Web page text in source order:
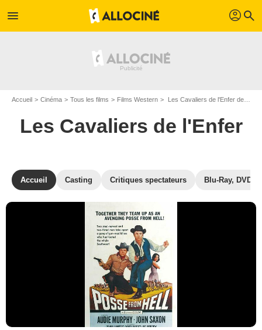
menu profil search
Accueil Cinéma Tous les films Films Western Les Cavaliers de l'Enfer de Herbert Coleman
Les Cavaliers de l'Enfer
Accueil Casting Critiques spectateurs Blu-Ray, DVD